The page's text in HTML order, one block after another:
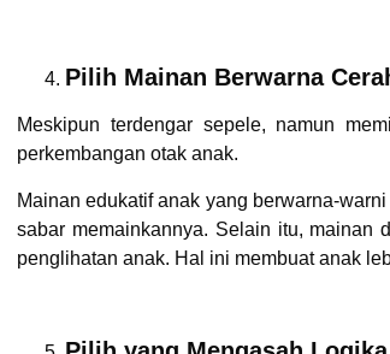
Pilih Mainan Berwarna
Meskipun terdengar sepele, namun
perkembangan otak anak.
Mainan edukatif anak yang berwarna-
sabar memainkannya. Selain itu, mainan
penglihatan anak. Hal ini membuat anak